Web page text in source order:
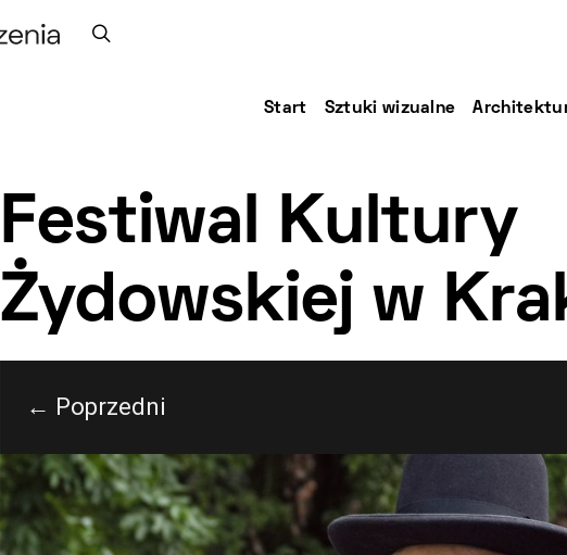
Start Sztuki wizualne
Festiwal Kultury
Żydowskiej w
← Poprzedni